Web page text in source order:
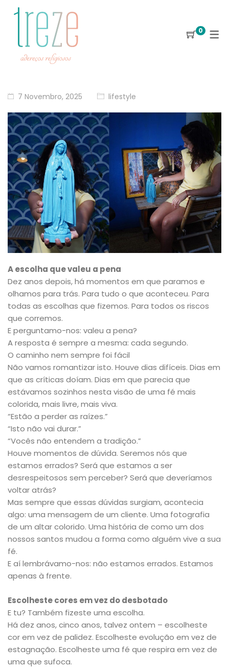
0
7 Novembro, 2025 lifestyle
A escolha que valeu a pena
Dez anos depois, há momentos em que paramos e
olhamos para trás. Para tudo o que aconteceu. Para
todas as escolhas que fizemos. Para todos os riscos
que corremos.
E perguntamo-nos: valeu a pena?
A resposta é sempre a mesma: cada segundo.
O caminho nem sempre foi fácil
Não vamos romantizar isto. Houve dias difíceis. Dias em
que as críticas doíam. Dias em que parecia que
estávamos sozinhos nesta visão de uma fé mais
colorida, mais livre, mais viva.
“Estão a perder as raízes.”
“Isto não vai durar.”
“Vocês não entendem a tradição.”
Houve momentos de dúvida. Seremos nós que
estamos errados? Será que estamos a ser
desrespeitosos sem perceber? Será que deveríamos
voltar atrás?
Mas sempre que essas dúvidas surgiam, acontecia
algo: uma mensagem de um cliente. Uma fotografia
de um altar colorido. Uma história de como um dos
nossos santos mudou a forma como alguém vive a sua
fé.
E aí lembrávamo-nos: não estamos errados. Estamos
apenas à frente.
Escolheste cores em vez do desbotado
E tu? Também fizeste uma escolha.
Há dez anos, cinco anos, talvez ontem – escolheste
cor em vez de palidez. Escolheste evolução em vez de
estagnação. Escolheste uma fé que respira em vez de
uma que sufoca.